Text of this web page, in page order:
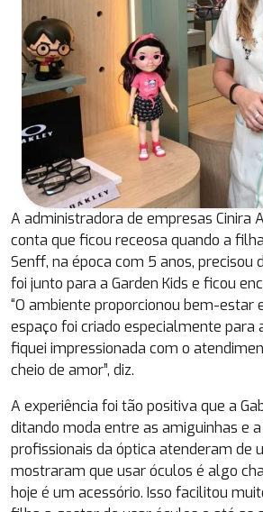
A administradora de empresas Cinira
conta que ficou receosa quando a
Senff, na época com 5 anos, precisou
foi junto para a Garden Kids e ficou
“O ambiente proporcionou bem-estar
espaço foi criado especialmente para
fiquei impressionada com o
cheio de amor”, diz.
A experiência foi tão positiva que a
ditando moda entre as amiguinhas e
profissionais da óptica atenderam de
mostraram que usar óculos é algo
hoje é um acessório. Isso facilitou